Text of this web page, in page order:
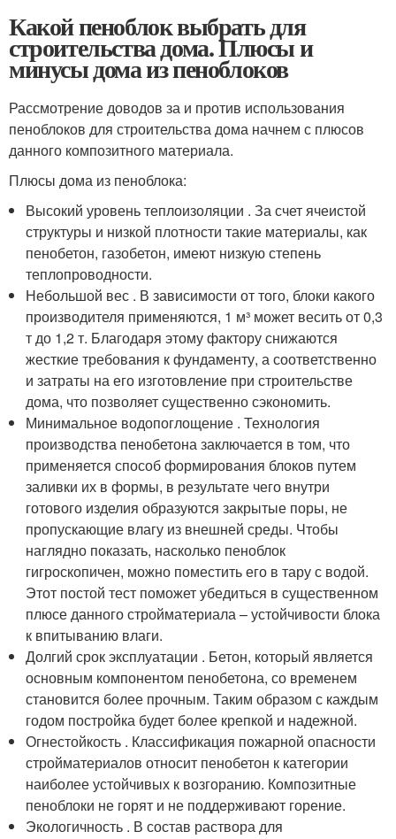
Какой пеноблок выбрать для
строительства дома. Плюсы и
минусы дома из пеноблоков
Рассмотрение доводов за и против использования
пеноблоков для строительства дома начнем с плюсов
данного композитного материала.
Плюсы дома из пеноблока:
Высокий уровень теплоизоляции . За счет ячеистой
структуры и низкой плотности такие материалы, как
пенобетон, газобетон, имеют низкую степень
теплопроводности.
Небольшой вес . В зависимости от того, блоки какого
производителя применяются, 1 м³ может весить от 0,3
т до 1,2 т. Благодаря этому фактору снижаются
жесткие требования к фундаменту, а соответственно
и затраты на его изготовление при строительстве
дома, что позволяет существенно сэкономить.
Минимальное водопоглощение . Технология
производства пенобетона заключается в том, что
применяется способ формирования блоков путем
заливки их в формы, в результате чего внутри
готового изделия образуются закрытые поры, не
пропускающие влагу из внешней среды. Чтобы
наглядно показать, насколько пеноблок
гигроскопичен, можно поместить его в тару с водой.
Этот постой тест поможет убедиться в существенном
плюсе данного стройматериала – устойчивости блока
к впитыванию влаги.
Долгий срок эксплуатации . Бетон, который является
основным компонентом пенобетона, со временем
становится более прочным. Таким образом с каждым
годом постройка будет более крепкой и надежной.
Огнестойкость . Классификация пожарной опасности
стройматериалов относит пенобетон к категории
наиболее устойчивых к возгоранию. Композитные
пеноблоки не горят и не поддерживают горение.
Экологичность . В состав раствора для